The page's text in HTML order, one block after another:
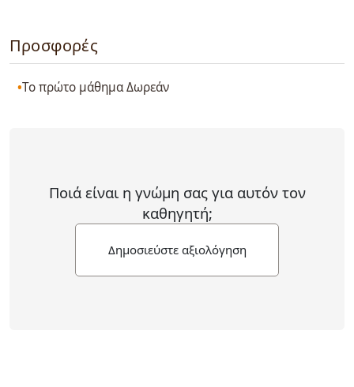
Προσφορές
Το πρώτο μάθημα Δωρεάν
Ποιά είναι η γνώμη σας για αυτόν τον
καθηγητή;
Δημοσιεύστε αξιολόγηση